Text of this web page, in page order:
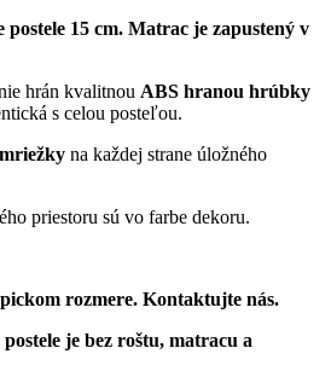
postele 15 cm. Matrac je zapustený v
hrán kvalitnou ABS hranou hrúbky
s celou posteľou.
na každej strane úložného
priestoru sú vo farbe dekoru.
rozmere. Kontaktujte nás.
je bez roštu, matracu a